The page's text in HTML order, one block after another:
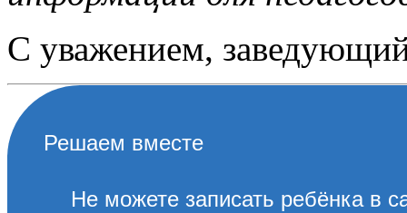
С уважением,
Решаем вместе
Не можете записать ребёнка в